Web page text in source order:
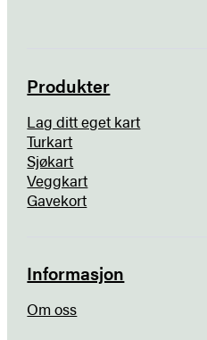
Produkter
Lag ditt eget kart
Turkart
Sjøkart
Veggkart
Gavekort
Informasjon
Om oss